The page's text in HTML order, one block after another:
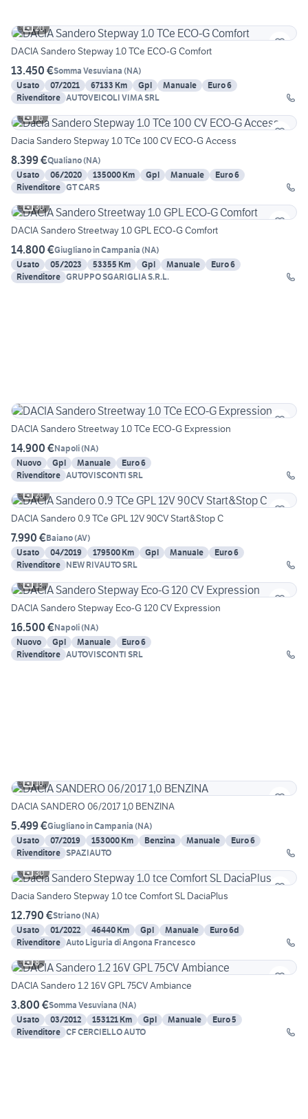
20
DACIA Sandero Stepway 1.0 TCe ECO-G Comfort
13.450 €Somma Vesuviana (NA)
Usato
07/2021 67133 Km Gpl Manuale
Euro 6
Rivenditore AUTOVEICOLI VIMA SRL
16
Dacia Sandero Stepway 1.0 TCe 100 CV ECO-G Access
8.399 €Qualiano(NA)
Usato
06/2020 135000 Km Gpl Manuale
Euro 6
Rivenditore GT CARS
30
DACIA Sandero Streetway 1.0 GPL ECO-G Comfort
14.800 €Giugliano in Campania (NA)
Usato
05/2023 53355 Km Gpl Manuale
Euro 6
Rivenditore GRUPPO SGARIGLIA S.R.L.
DACIA Sandero Streetway 1.0 TCe ECO-G Expression
14.900 €Napoli(NA)
Nuovo
Gpl Manuale
Euro 6
Rivenditore AUTOVISCONTI SRL
20
DACIA Sandero 0.9 TCe GPL 12V 90CV Start&Stop C
7.990 €Baiano(AV)
Usato
04/2019 179500 Km Gpl Manuale
Euro 6
Rivenditore NEW RIVAUTO SRL
13
DACIA Sandero Stepway Eco-G 120 CV Expression
16.500 €Napoli(NA)
Nuovo
Gpl Manuale
Euro 6
Rivenditore AUTOVISCONTI SRL
10
DACIA SANDERO 06/2017 1,0 BENZINA
5.499 €Giugliano in Campania (NA)
Usato
07/2019 153000 Km Benzina Manuale
Euro 6
Rivenditore SPAZIAUTO
30
Dacia Sandero Stepway 1.0 tce Comfort SL DaciaPlus
12.790 €Striano(NA)
Usato
01/2022 46440 Km Gpl Manuale
Euro 6d
Rivenditore Auto Liguria di Angona Francesco
8
DACIA Sandero 1.2 16V GPL 75CV Ambiance
3.800 €Somma Vesuviana (NA)
Usato
03/2012 153121 Km Gpl Manuale
Euro 5
Rivenditore CF CERCIELLO AUTO